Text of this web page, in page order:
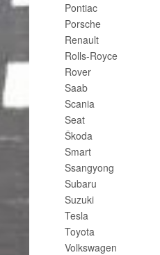
Pontiac
Porsche
Renault
Rolls-Royce
Rover
Saab
Scania
Seat
Škoda
Smart
Ssangyong
Subaru
Suzuki
Tesla
Toyota
Volkswagen